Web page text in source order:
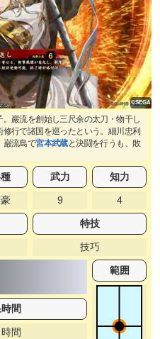
巖流を創始し三尺余の太刀・物干し
行で諸国を巡ったという。細川忠利
巌流島で宮本武蔵と決闘を行うも、敗
武力 知力
9 4
特技
技巧
範囲
間
間